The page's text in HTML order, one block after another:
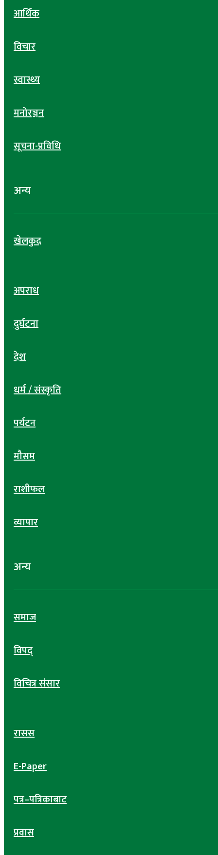
आर्थिक
विचार
स्वास्थ्य
मनोरञ्जन
सूचना-प्रविधि
अन्य
खेलकुद
अपराध
दुर्घटना
देश
धर्म / संस्कृति
पर्यटन
मौसम
राशीफल
व्यापार
अन्य
समाज
विपद्
विचित्र संसार
रासस
E-Paper
पत्र–पत्रिकाबाट
प्रवास